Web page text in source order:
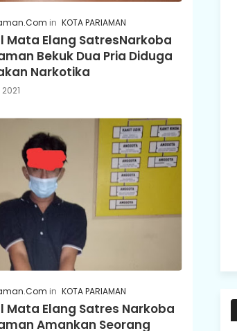
KOTA PARIAMAN
Mata Elang SatresNarkoba
Bekuk Dua Pria Diduga
Narkotika
KOTA PARIAMAN
Mata Elang Satres Narkoba
Amankan Seorang